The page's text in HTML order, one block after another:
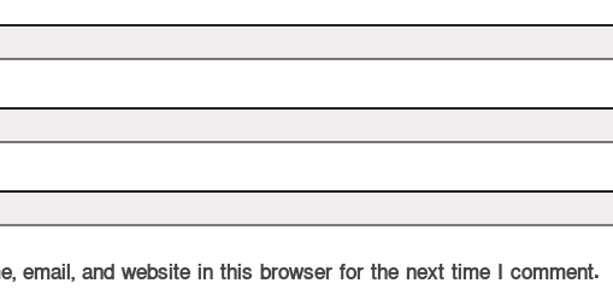
email, and website in this browser for the next time I comment.